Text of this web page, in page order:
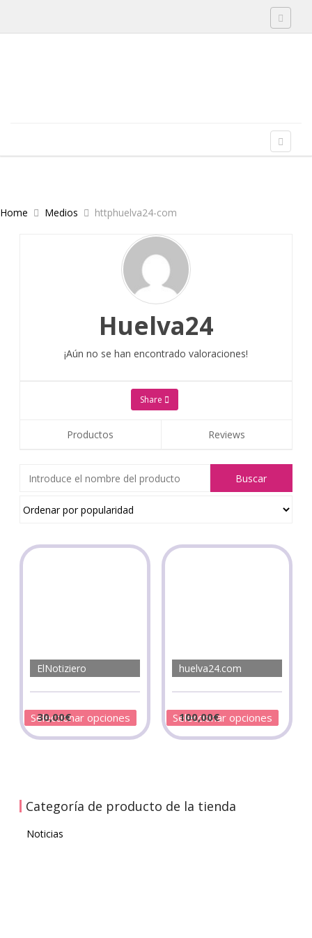
Home Medios httphuelva24-com
Categoría de producto de la tienda
Noticias
Huelva24
¡Aún no se han encontrado valoraciones!
Share
Productos Reviews
ElNotiziero
30,00€
Seleccionar opciones
huelva24.com
100,00€
Seleccionar opciones